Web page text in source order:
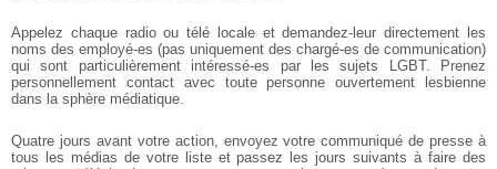
Appelez chaque radio ou télé locale et demandez-leur directement les
noms des employé-es (pas uniquement des chargé-es de communication)
qui sont particulièrement intéressé-es par les sujets LGBT. Prenez
personnellement contact avec toute personne ouvertement lesbienne
dans la sphère médiatique.
Quatre jours avant votre action, envoyez votre communiqué de presse à
tous les médias de votre liste et passez les jours suivants à faire des